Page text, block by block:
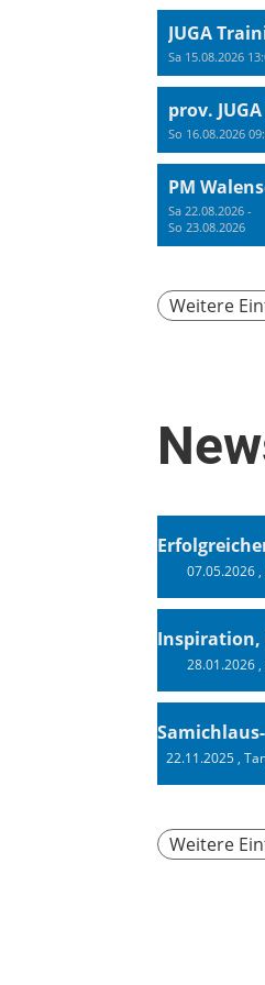
JUGA
Sa 15.08.2026
So 16.08.2026
PM
Sa 22.08.2026 -
So 23.08.2026
Weitere
07.05.2026,
28.01.2026,
22.11.2025,
Weitere